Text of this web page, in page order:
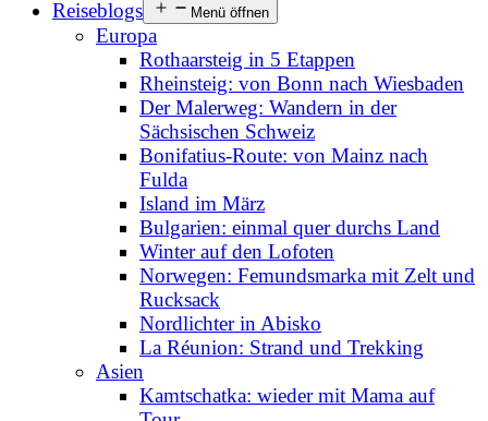
Reiseblogs
Menü öffnen
Europa
Rothaarsteig in 5 Etappen
Rheinsteig: von Bonn nach Wiesbaden
Der Malerweg: Wandern in der
Sächsischen Schweiz
Bonifatius-Route: von Mainz nach
Fulda
Island im März
Bulgarien: einmal quer durchs Land
Winter auf den Lofoten
Norwegen: Femundsmarka mit Zelt und
Rucksack
Nordlichter in Abisko
La Réunion: Strand und Trekking
Asien
Kamtschatka: wieder mit Mama auf